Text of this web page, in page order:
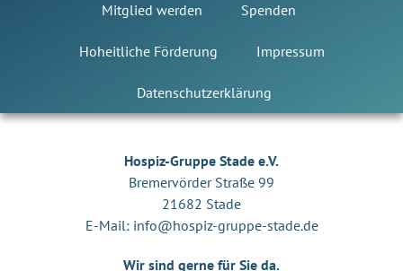
Mitglied werden Spenden
Hoheitliche Förderung Impressum
Datenschutzerklärung
Hospiz-Gruppe Stade e.V.
Bremervörder Straße 99
21682 Stade
E-Mail: info@hospiz-gruppe-stade.de
Wir sind gerne für Sie da.